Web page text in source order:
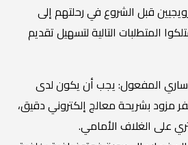
قبل الشروع في رحلتهم إلى
المتطلبات التالية لتسهيل تقديم
ساري المفعول: يجب أن يكون لدى
مزود بشريحة معالج إلكتروني دقيق،
على الغلاف الأمامي.